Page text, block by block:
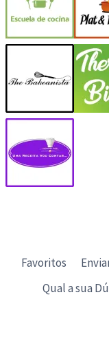
Favoritos
Qual a sua